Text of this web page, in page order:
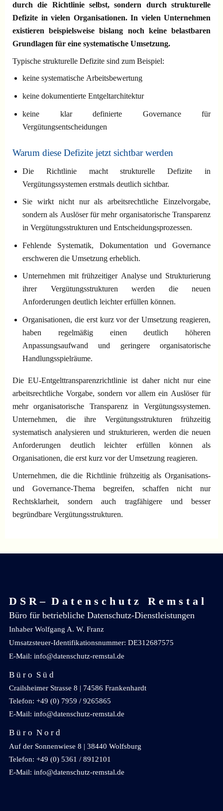
durch die Richtlinie selbst, sondern durch strukturelle
Defizite in vielen Organisationen. In vielen Unternehmen
existieren beispielsweise bislang noch keine belastbaren
Grundlagen für eine systematische Umsetzung.
Typische strukturelle Defizite sind zum Beispiel:
keine systematische Arbeitsbewertung
keine dokumentierte Entgeltarchitektur
keine klar definierte Governance für
Vergütungsentscheidungen
Warum diese Defizite jetzt sichtbar werden
Die Richtlinie macht strukturelle Defizite in
Vergütungssystemen erstmals deutlich sichtbar.
Sie wirkt nicht nur als arbeitsrechtliche Einzelvorgabe,
sondern als Auslöser für mehr organisatorische Transparenz
in Vergütungsstrukturen und Entscheidungsprozessen.
Fehlende Systematik, Dokumentation und Governance
erschweren die Umsetzung erheblich.
Unternehmen mit frühzeitiger Analyse und Strukturierung
ihrer Vergütungsstrukturen werden die neuen
Anforderungen deutlich leichter erfüllen können.
Organisationen, die erst kurz vor der Umsetzung reagieren,
haben regelmäßig einen deutlich höheren
Anpassungsaufwand und geringere organisatorische
Handlungsspielräume.
Die EU-Entgelttransparenzrichtlinie ist daher nicht nur eine
arbeitsrechtliche Vorgabe, sondern vor allem ein Auslöser für
mehr organisatorische Transparenz in Vergütungssystemen.
Unternehmen, die ihre Vergütungsstrukturen frühzeitig
systematisch analysieren und strukturieren, werden die neuen
Anforderungen deutlich leichter erfüllen können als
Organisationen, die erst kurz vor der Umsetzung reagieren.
Unternehmen, die die Richtlinie frühzeitig als Organisations-
und Governance-Thema begreifen, schaffen nicht nur
Rechtsklarheit, sondern auch tragfähigere und besser
begründbare Vergütungsstrukturen.
D S R – D a t e n s c h u t z R e m s t a l
Büro für betriebliche Datenschutz-Dienstleistungen
Inhaber Wolfgang A. W. Franz
Umsatzsteuer-Identifikationsnummer: DE312687575
E-Mail: info@datenschutz-remstal.de
B ü r o S ü d
Crailsheimer Strasse 8 | 74586 Frankenhardt
Telefon: +49 (0) 7959 / 9265865
E-Mail: info@datenschutz-remstal.de
B ü r o N o r d
Auf der Sonnenwiese 8 | 38440 Wolfsburg
Telefon: +49 (0) 5361 / 8912101
E-Mail: info@datenschutz-remstal.de